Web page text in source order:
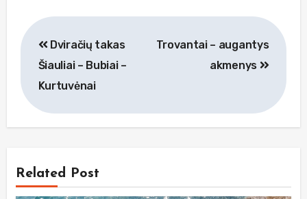
Navigacija
tarp
įrašų
Dviračių takas
Šiauliai – Bubiai –
Kurtuvėnai
Trovantai – augantys
akmenys
Related Post